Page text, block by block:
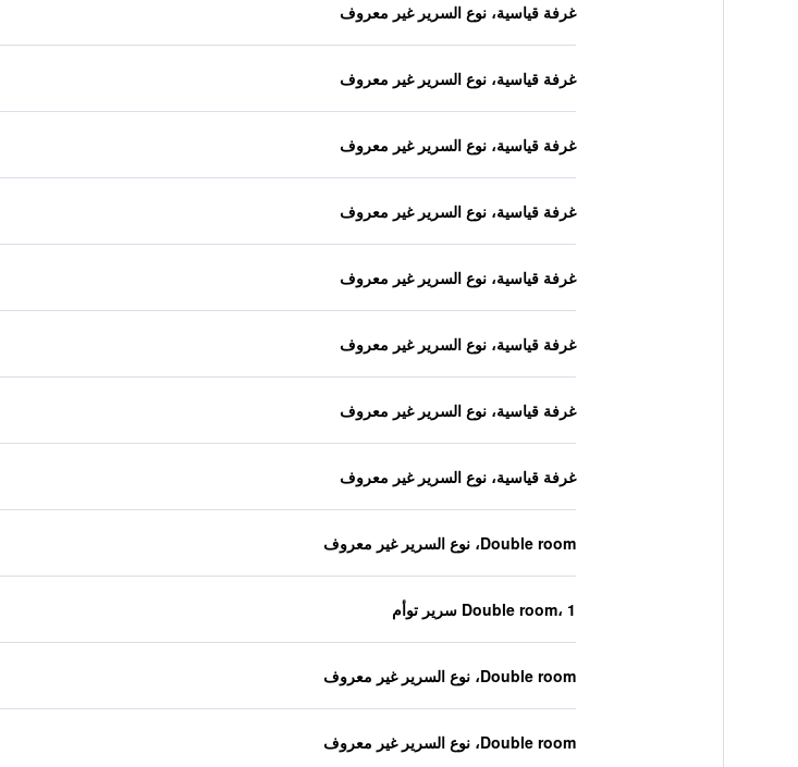
غرفة قياسية، نوع السرير غير معروف
غرفة قياسية، نوع السرير غير معروف
غرفة قياسية، نوع السرير غير معروف
غرفة قياسية، نوع السرير غير معروف
غرفة قياسية، نوع السرير غير معروف
غرفة قياسية، نوع السرير غير معروف
غرفة قياسية، نوع السرير غير معروف
غرفة قياسية، نوع السرير غير معروف
Double room، نوع السرير غير معروف
Double room، 1 سرير توأم
Double room، نوع السرير غير معروف
Double room، نوع السرير غير معروف